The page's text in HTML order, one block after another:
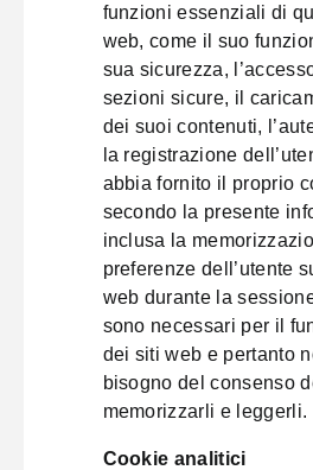
funzioni essenziali di
web, come il suo
sua sicurezza,
sezioni sicure, il
dei suoi contenuti,
la registrazione
abbia fornito il proprio
secondo la presente
inclusa la
preferenze dell’utente
web durante la
sono necessari per il
dei siti web e pertanto
bisogno del consenso
memorizzarli e leggerli.
Cookie analitici